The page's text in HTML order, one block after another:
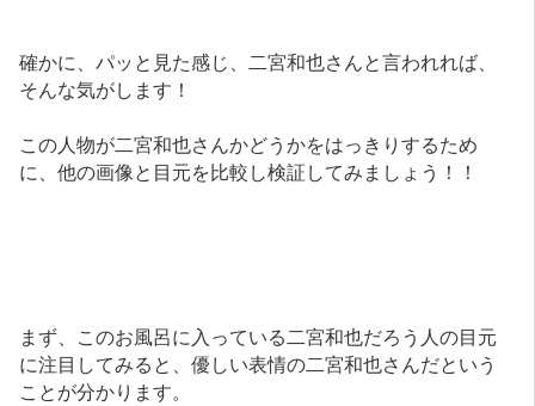
確かに、パッと見た感じ、二宮和也さんと言われれば、
そんな気がします！
この人物が二宮和也さんかどうかをはっきりするため
に、他の画像と目元を比較し検証してみましょう！！
まず、このお風呂に入っている二宮和也だろう人の目元
に注目してみると、優しい表情の二宮和也さんだという
ことが分かります。